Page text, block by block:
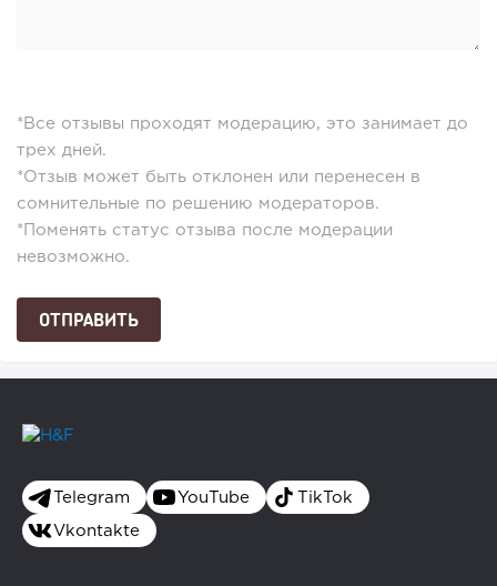
*Все отзывы проходят модерацию, это занимает до
трех дней.
*Отзыв может быть отклонен или перенесен в
сомнительные по решению модераторов.
*Поменять статус отзыва после модерации
невозможно.
Telegram YouTube TikTok
Vkontakte